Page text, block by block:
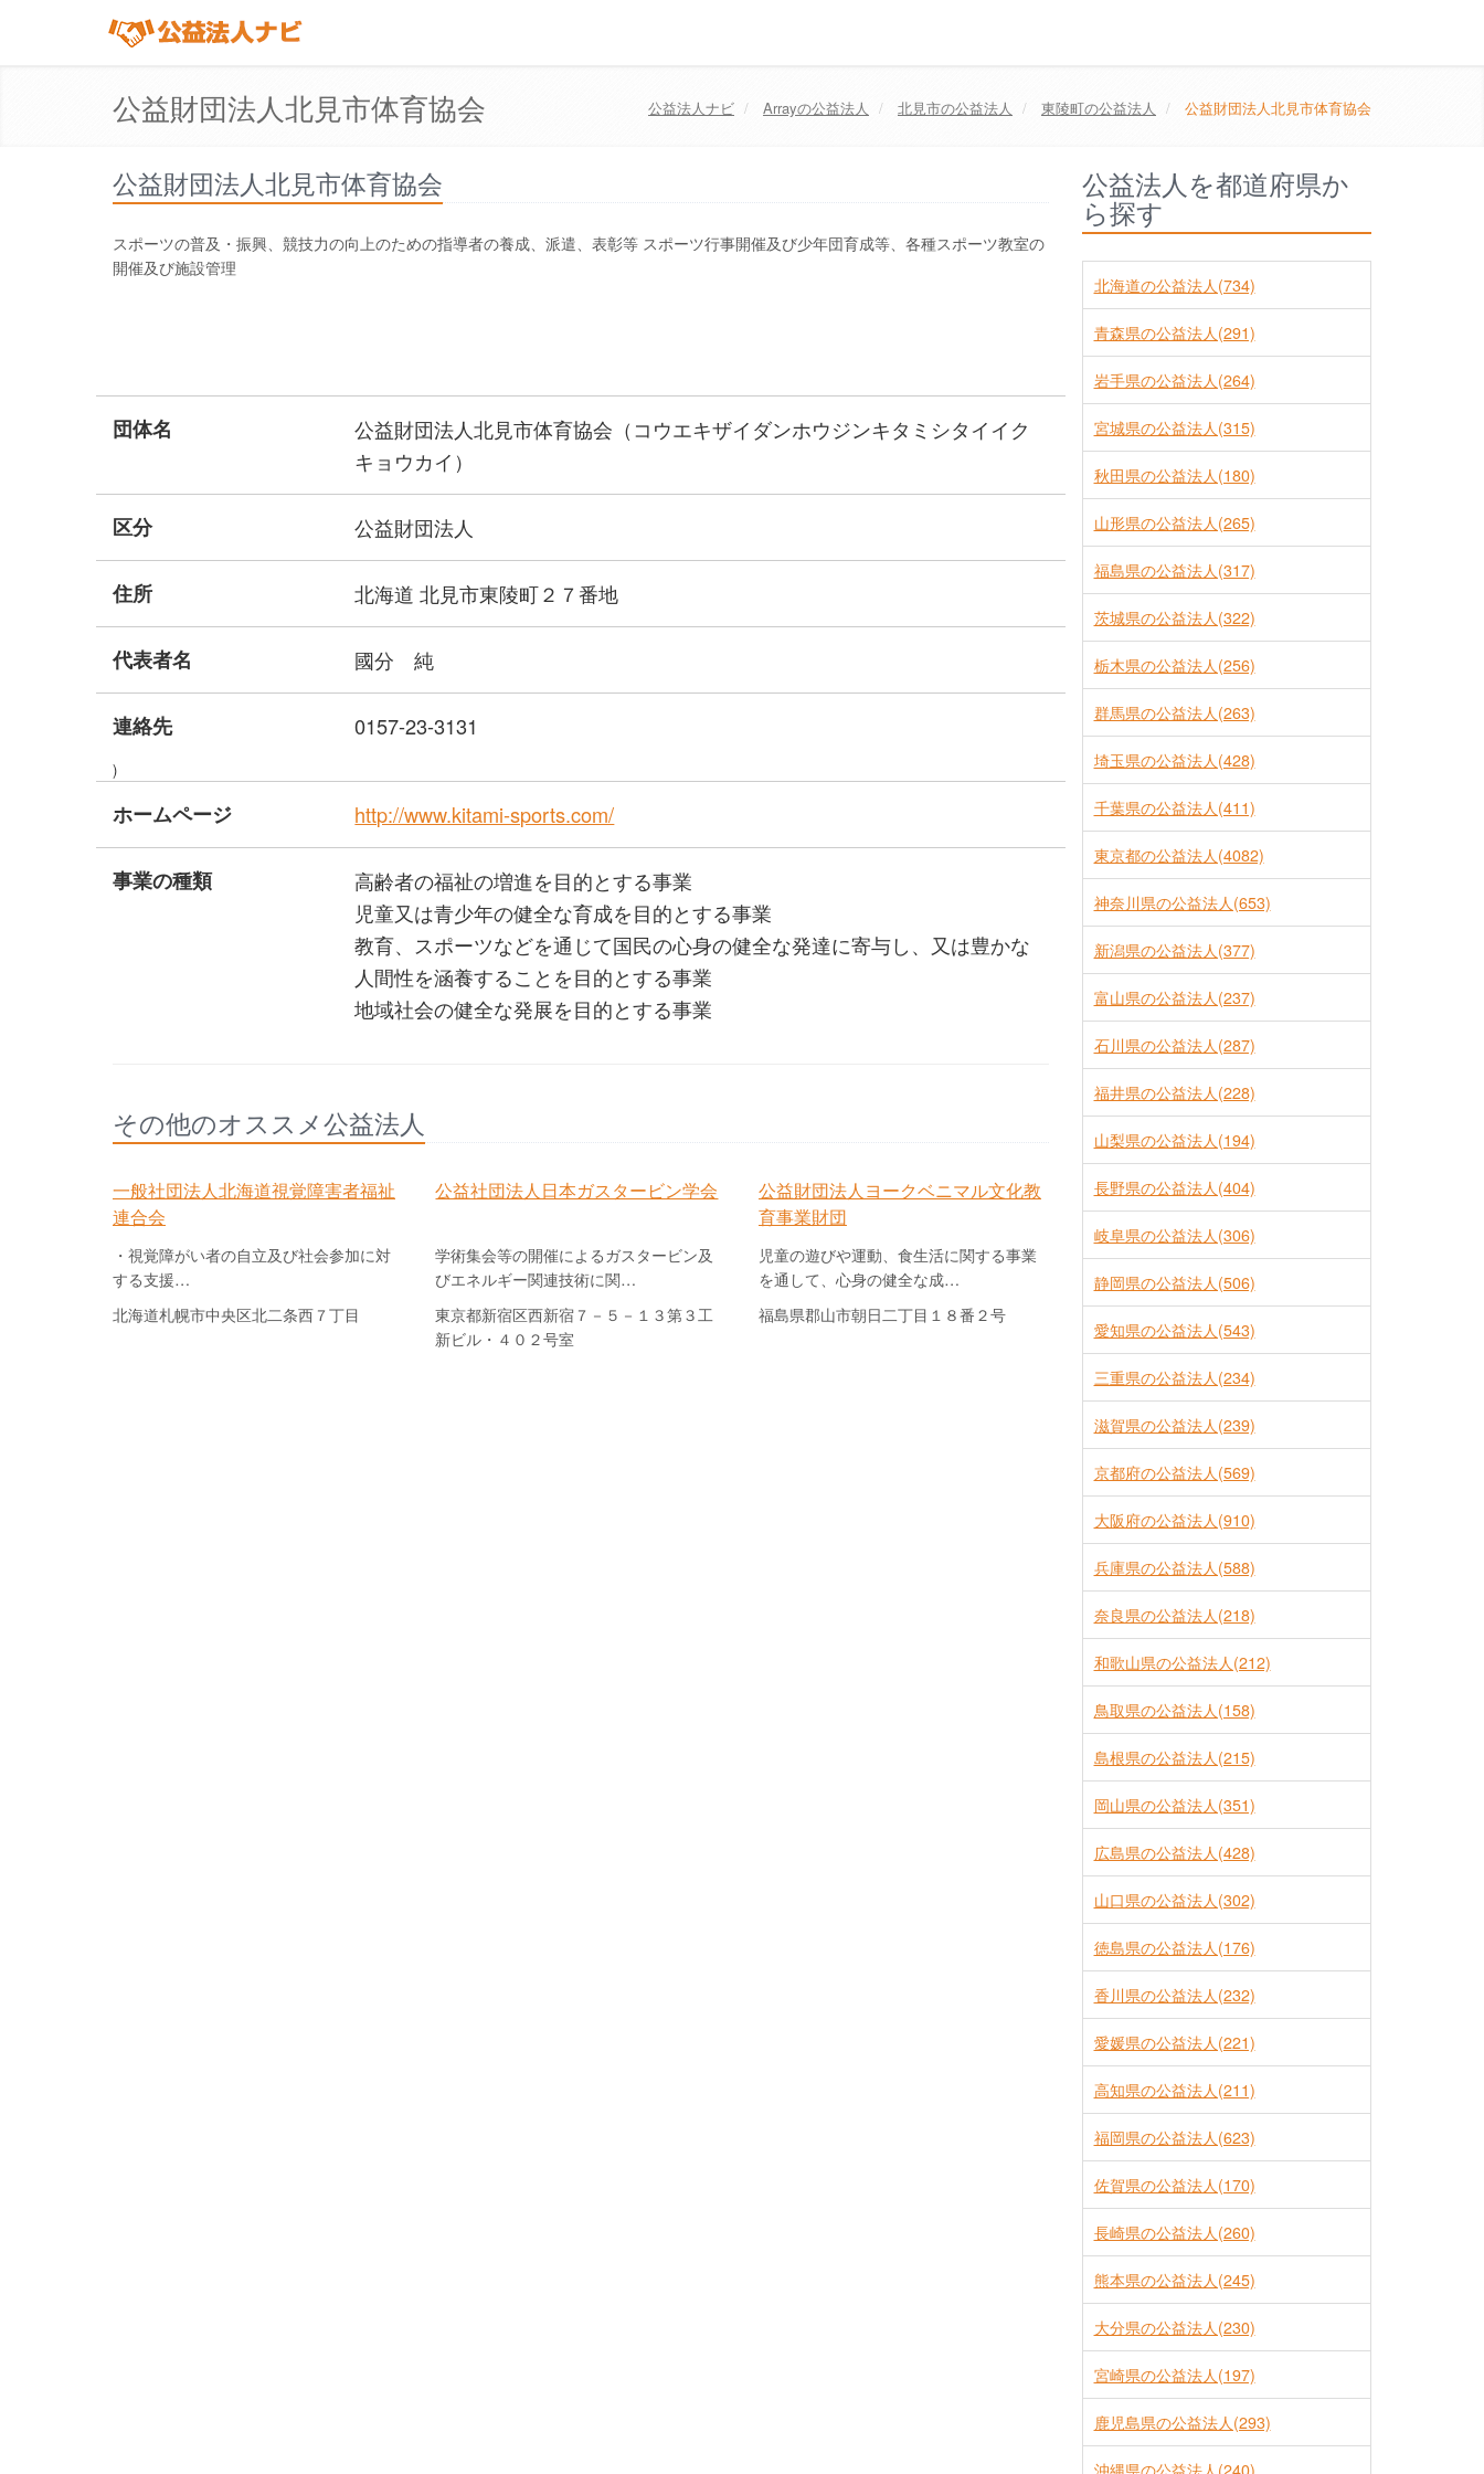
公益財団法人北見市体育協会 公益法人ナビ Arrayの公益法人 北見市の公益法人 東陵町の公益法人 公益財団法人北見市体育協会
公益財団法人北見市体育協会
スポーツの普及・振興、競技力の向上のための指導者の養成、派遣、表彰等 スポーツ行事開催及び少年団育成等、各種スポーツ教室の
開催及び施設管理
団体名
公益財団法人北見市体育協会（コウエキザイダンホウジンキタミシタイイク
キョウカイ）
区分 公益財団法人
住所 北海道 北見市東陵町２７番地
代表者名 國分 純
連絡先 0157-23-3131
)
ホームページ http://www.kitami-sports.com/
事業の種類
高齢者の福祉の増進を目的とする事業
児童又は青少年の健全な育成を目的とする事業
教育、スポーツなどを通じて国民の心身の健全な発達に寄与し、又は豊かな
人間性を涵養することを目的とする事業
地域社会の健全な発展を目的とする事業
その他のオススメ公益法人
一般社団法人北海道視覚障害者福祉
連合会
・視覚障がい者の自立及び社会参加に対
する支援…
北海道札幌市中央区北二条西７丁目
公益社団法人日本ガスタービン学会
学術集会等の開催によるガスタービン及
びエネルギー関連技術に関…
東京都新宿区西新宿７－５－１３第３工
新ビル・４０２号室
公益財団法人ヨークベニマル文化教
育事業財団
児童の遊びや運動、食生活に関する事業
を通して、心身の健全な成…
福島県郡山市朝日二丁目１８番２号
公益法人を都道府県か
ら探す
北海道の公益法人(734)
青森県の公益法人(291)
岩手県の公益法人(264)
宮城県の公益法人(315)
秋田県の公益法人(180)
山形県の公益法人(265)
福島県の公益法人(317)
茨城県の公益法人(322)
栃木県の公益法人(256)
群馬県の公益法人(263)
埼玉県の公益法人(428)
千葉県の公益法人(411)
東京都の公益法人(4082)
神奈川県の公益法人(653)
新潟県の公益法人(377)
富山県の公益法人(237)
石川県の公益法人(287)
福井県の公益法人(228)
山梨県の公益法人(194)
長野県の公益法人(404)
岐阜県の公益法人(306)
静岡県の公益法人(506)
愛知県の公益法人(543)
三重県の公益法人(234)
滋賀県の公益法人(239)
京都府の公益法人(569)
大阪府の公益法人(910)
兵庫県の公益法人(588)
奈良県の公益法人(218)
和歌山県の公益法人(212)
鳥取県の公益法人(158)
島根県の公益法人(215)
岡山県の公益法人(351)
広島県の公益法人(428)
山口県の公益法人(302)
徳島県の公益法人(176)
香川県の公益法人(232)
愛媛県の公益法人(221)
高知県の公益法人(211)
福岡県の公益法人(623)
佐賀県の公益法人(170)
長崎県の公益法人(260)
熊本県の公益法人(245)
大分県の公益法人(230)
宮崎県の公益法人(197)
鹿児島県の公益法人(293)
沖縄県の公益法人(240)